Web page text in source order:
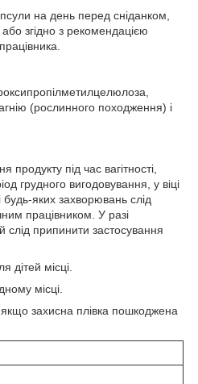
на день перед сніданком,
згідно з рекомендацією
(рослинного походження) і
під час вагітності,
грудного вигодовування, у віці
будь-яких захворювань слід
працівником. У разі
слід припинити застосування
дітей місці.
місці.
захисна плівка пошкоджена